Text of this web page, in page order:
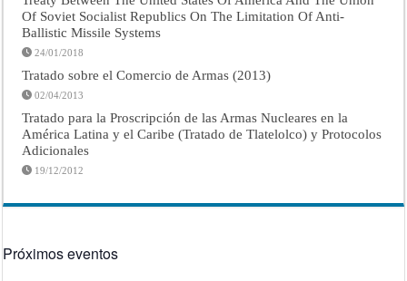
Of Soviet Socialist Republics On The Limitation Of Anti-
Ballistic Missile Systems
24/01/2018
Tratado sobre el Comercio de Armas (2013)
02/04/2013
Tratado para la Proscripción de las Armas Nucleares en la
América Latina y el Caribe (Tratado de Tlatelolco) y Protocolos
Adicionales
19/12/2012
Próximos eventos